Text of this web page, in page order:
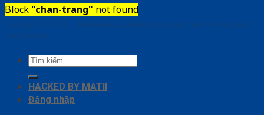
Block "chan-trang" not found
Copyright ⓒ 2010 – 2026 www.cuadepangiang.com | Đơn vị chủ quản
SaigonDoor
Tìm
kiếm:
HACKED BY MATII
Đăng nhập